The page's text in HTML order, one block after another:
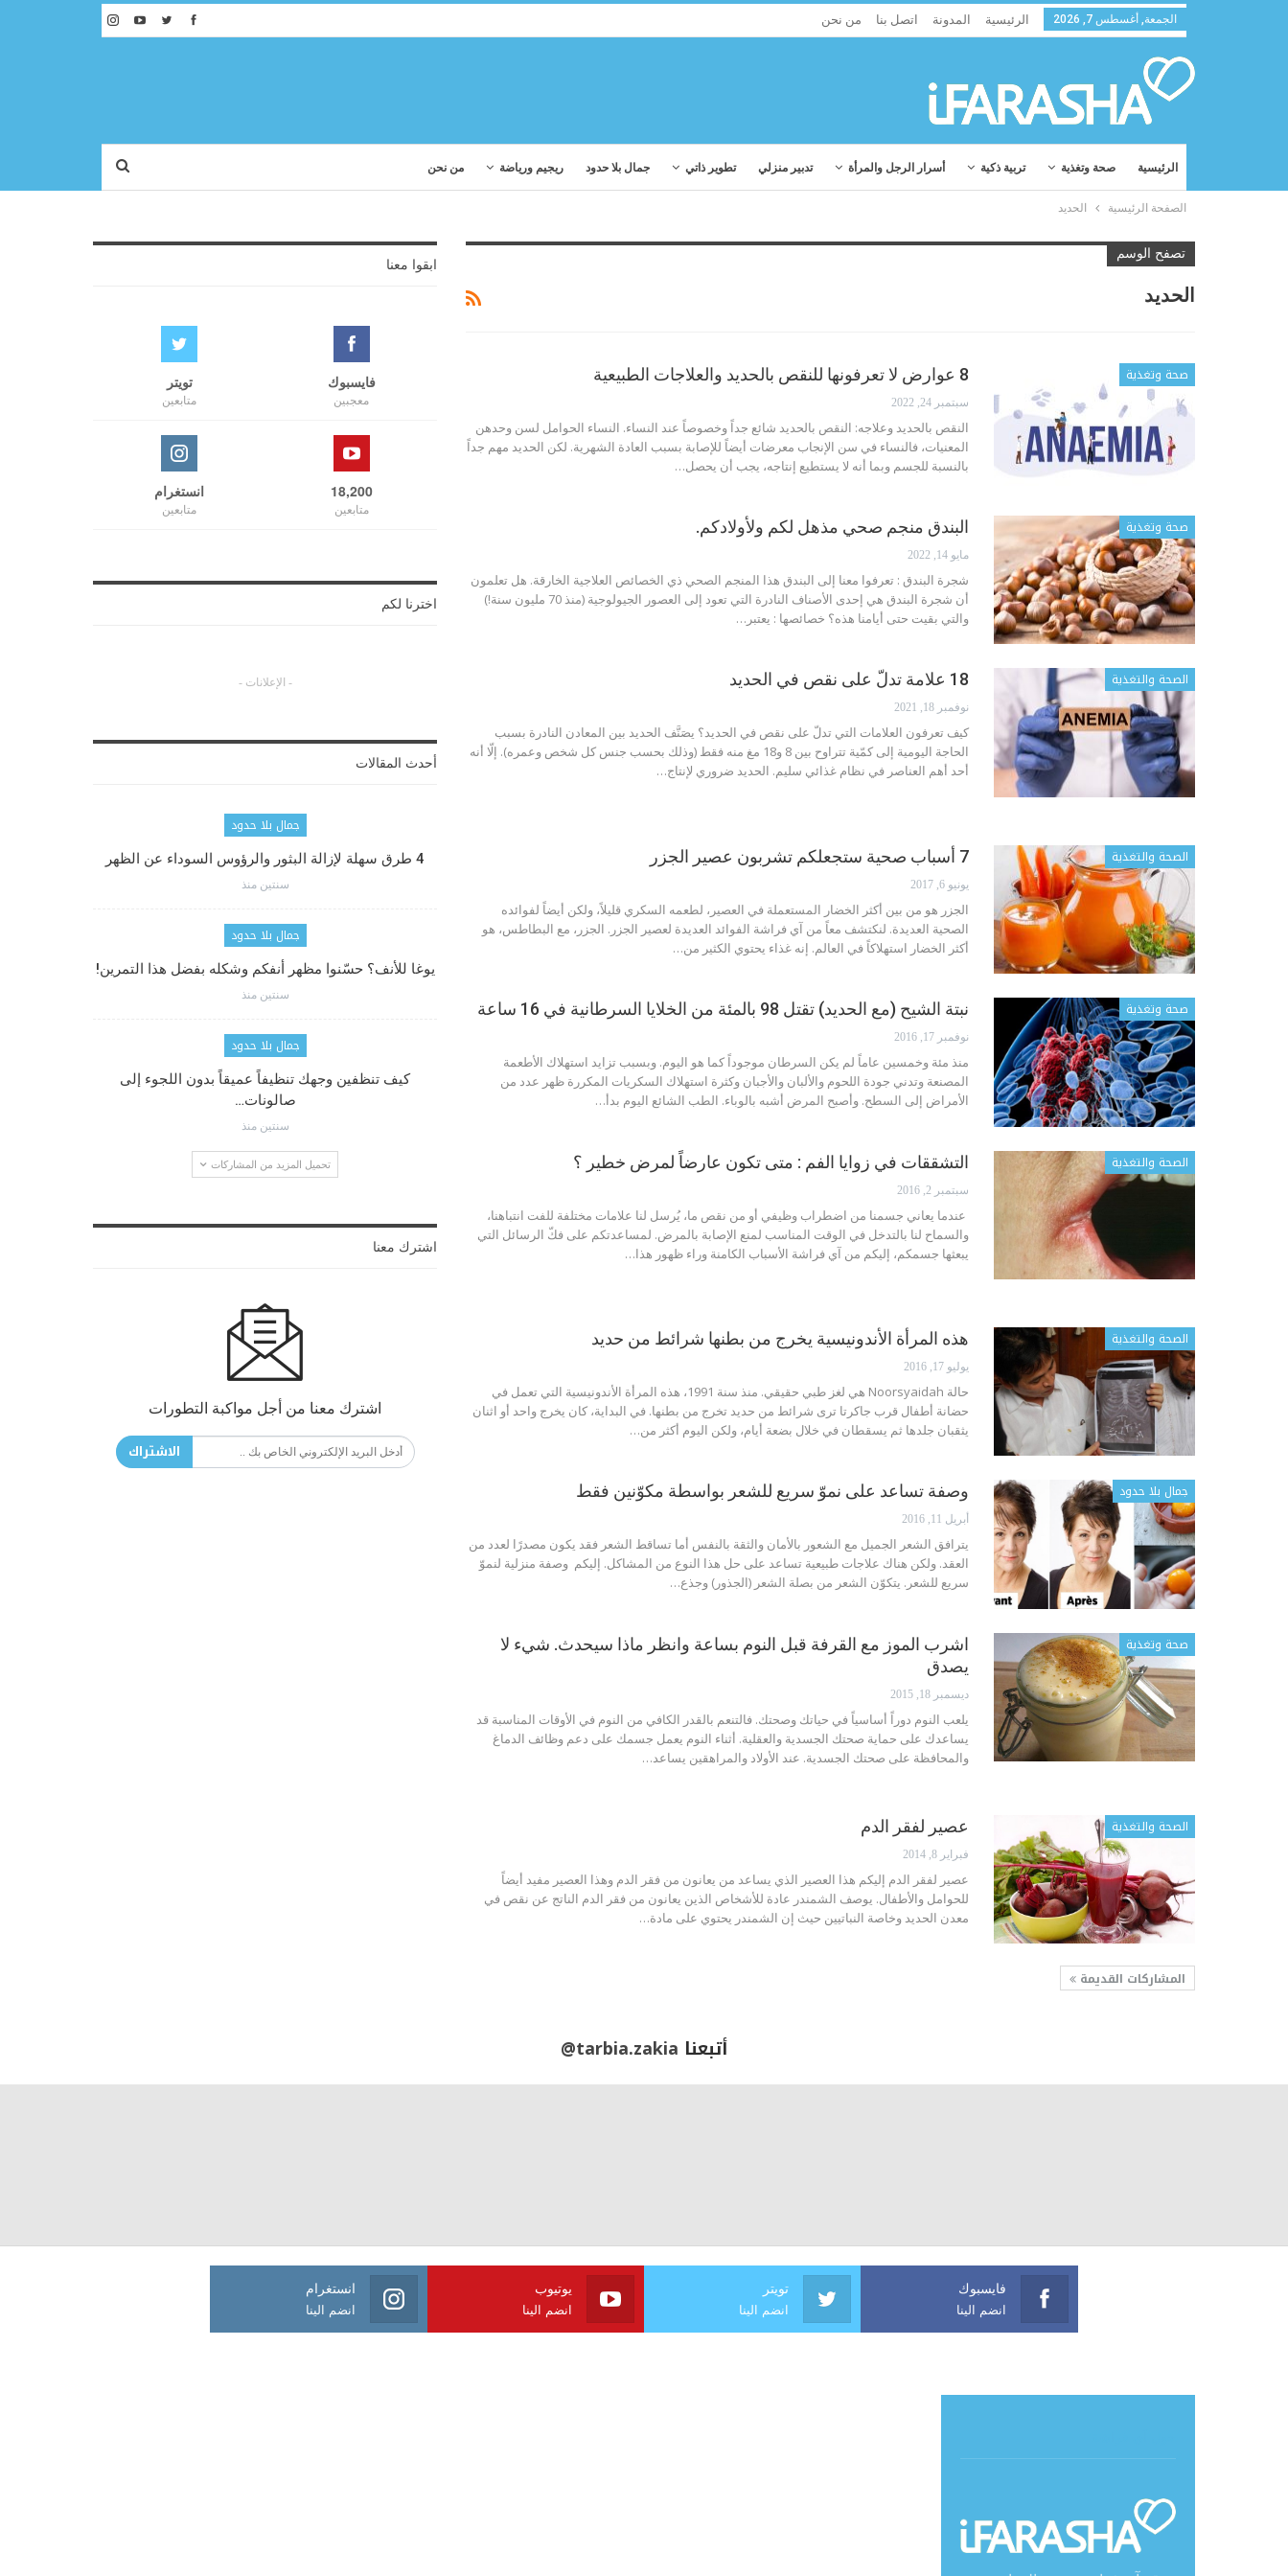
الجمعة, أغسطس 7, 2026 الرئيسية المدونة اتصل بنا من نحن
الرئيسية صحة وتغذية تربية ذكية أسرار الرجل والمرأة تدبير منزلي تطوير ذاتي جمال بلا حدود ريجيم ورياضة من نحن
الصفحة الرئيسية الحديد
تصفح الوسم
الحديد
صحة وتغذية 8 عوارض لا تعرفونها للنقص بالحديد والعلاجات الطبيعية
سبتمبر 24, 2022
النقص بالحديد وعلاجه: النقص بالحديد شائع جداً وخصوصاً عند النساء. النساء الحوامل لسن وحدهن
المعنيات، فالنساء في سن الإنجاب معرضات أيضاً للإصابة بسبب العادة الشهرية. لكن الحديد مهم جداً
بالنسبة للجسم وبما أنه لا يستطيع إنتاجه، يجب أن يحصل…
صحة وتغذية البندق منجم صحي مذهل لكم ولأولادكم.
مايو 14, 2022
شجرة البندق : تعرفوا معنا إلى البندق هذا المنجم الصحي ذي الخصائص العلاجية الخارقة. هل تعلمون
أن شجرة البندق هي إحدى الأصناف النادرة التي تعود إلى العصور الجيولوجية (منذ 70 مليون سنة!)
والتي بقيت حتى أيامنا هذه؟ خصائصها : يعتبر …
الصحة والتغذية 18 علامة تدلّ على نقص في الحديد
نوفمبر 18, 2021
كيف تعرفون العلامات التي تدلّ على نقص في الحديد؟ يصَنَّف الحديد بين المعادن النادرة بسبب
الحاجة اليومية إلى كمّية تتراوح بين 8 و18 مغ منه فقط (وذلك بحسب جنس كل شخص وعمره). إلّا أنه
أحد أهم العناصر في نظام غذائي سليم. الحديد ضروري لإنتاج…
الصحة والتغذية 7 أسباب صحية ستجعلكم تشربون عصير الجزر
يونيو 6, 2017
الجزر هو من بين أكثر الخضار المستعملة في العصير، لطعمه السكري قليلاً، ولكن أيضاً لفوائده
الصحية العديدة. لنكتشف معاً من آي فراشة الفوائد العديدة لعصير الجزر. الجزر، مع البطاطس، هو
أكثر الخضار استهلاكاً في العالم. إنه غذاء يحتوي الكثير من…
صحة وتغذية نبتة الشيح (مع الحديد) تقتل 98 بالمئة من الخلايا السرطانية في 16 ساعة
نوفمبر 17, 2016
منذ مئة وخمسين عاماً لم يكن السرطان موجوداً كما هو اليوم. وبسبب تزايد استهلاك الأطعمة
المصنعة وتدني جودة اللحوم والألبان والأجبان وكثرة استهلاك السكريات المكررة ظهر عدد من
الأمراض إلى السطح. وأصبح المرض أشبه بالوباء. الطب الشائع اليوم بدأ…
الصحة والتغذية التشققات في زوايا الفم : متى تكون عارضاً لمرض خطير ؟
سبتمبر 2, 2016
 عندما يعاني جسمنا من اضطراب وظيفي أو من نقص ما، يُرسل لنا علامات مختلفة للفت انتباهنا،
والسماح لنا بالتدخل في الوقت المناسب لمنع الإصابة بالمرض. لمساعدتكم على فكّ الرسائل التي
يبعثها جسمكم، إليكم من آي فراشة الأسباب الكامنة وراء ظهور هذا…
الصحة والتغذية هذه المرأة الأندونيسية يخرج من بطنها شرائط من حديد
يوليو 17, 2016
حالة Noorsyaidah هي لغز طبي حقيقي. منذ سنة 1991، هذه المرأة الأندونيسية التي تعمل في
حضانة أطفال قرب جاكرتا ترى شرائط من حديد تخرج من بطنها. في البداية، كان يخرج واحد أو اثنان
يثقبان جلدها ثم يسقطان في خلال بضعة أيام، ولكن اليوم أكثر من…
جمال بلا حدود وصفة تساعد على نموّ سريع للشعر بواسطة مكوّنين فقط
أبريل 11, 2016
يترافق الشعر الجميل مع الشعور بالأمان والثقة بالنفس أما تساقط الشعر فقد يكون مصدرًا لعدد من
العقد. ولكن هناك علاجات طبيعية تساعد على حل هذا النوع من المشاكل. إليكم وصفة منزلية لنموّ
سريع للشعر. يتكوّن الشعر من بصلة الشعر (الجذور) وجذع…
صحة وتغذية
اشرب الموز مع القرفة قبل النوم بساعة وانظر ماذا سيحدث. شيء لا
يصدق
ديسمبر 18, 2015
يلعب النوم دوراً أساسياً في حياتك وصحتك. فالتنعم بالقدر الكافي من النوم في الأوقات المناسبة قد
يساعدك على حماية صحتك الجسدية والعقلية. أثناء النوم يعمل جسمك على دعم وظائف الدماغ
والمحافظة على صحتك الجسدية. عند الأولاد والمراهقين يساعد…
الصحة والتغذية عصير لفقر الدم
فبراير 8, 2014
عصير لفقر الدم إليكم هذا العصير الذي يساعد من يعانون من فقر الدم وهذا العصير مفيد أيضاً
للحوامل والأطفال. يوصف الشمندر عادة للأشخاص الذين يعانون من فقر الدم الناتج عن نقص في
معدن الحديد وخاصة النباتيين حيث إن الشمندر يحتوي على مادة…
المشاركات القديمة
ابقوا معنا
فايسبوك
معجبين
تويتر
متابعين
18,200
متابعين
انستغرام
متابعين
اخترنا لكم
- الإعلانات -
أحدث المقالات
جمال بلا حدود
4 طرق سهلة لإزالة البثور والرؤوس السوداء عن الظهر
سنتين منذ
جمال بلا حدود
يوغا للأنف؟ حسّنوا مظهر أنفكم وشكله بفضل هذا التمرين!
سنتين منذ
جمال بلا حدود
كيف تنظفين وجهك تنظيفاً عميقاً بدون اللجوء إلى
صالونات…
سنتين منذ
تحميل المزيد من المشاركات
اشترك معنا
اشترك معنا من أجل مواكبة التطورات
الاشتراك
أتبعنا @tarbia.zakia
فايسبوك
انضم الينا
تويتر
انضم الينا
يوتيوب
انضم الينا
انستغرام
انضم الينا